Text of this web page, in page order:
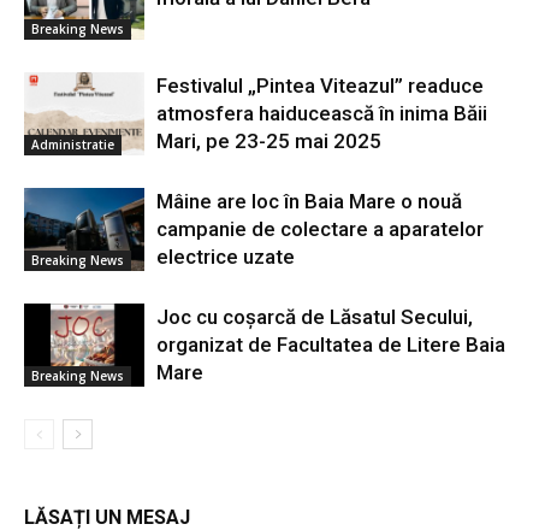
Breaking News
Administratie
Festivalul „Pintea Viteazul” readuce
atmosfera haiducească în inima Băii
Mari, pe 23-25 mai 2025
Breaking News
Mâine are loc în Baia Mare o nouă
campanie de colectare a aparatelor
electrice uzate
Breaking News
Joc cu coșarcă de Lăsatul Secului,
organizat de Facultatea de Litere Baia
Mare
LĂSAȚI UN MESAJ